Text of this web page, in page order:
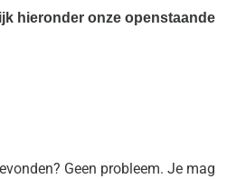
hieronder onze openstaande
Geen probleem. Je mag